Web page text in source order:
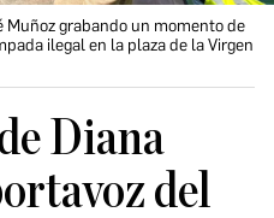
Muñoz grabando un momento de
ilegal en la plaza de la Virgen
Diana
del